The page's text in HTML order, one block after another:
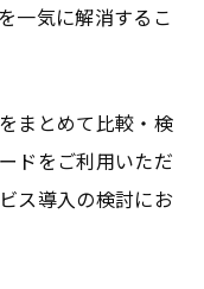
一気に解消するこ
まとめて比較・検
ドをご利用いただ
ス導入の検討にお